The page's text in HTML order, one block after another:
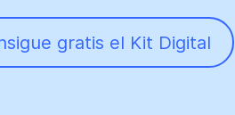
gratis el Kit Digital